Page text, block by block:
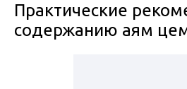
Практические
содержанию аям